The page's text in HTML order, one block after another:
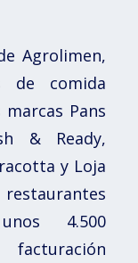
Agrolimen,
de comida
Pans
& Ready,
y Loja
4.500